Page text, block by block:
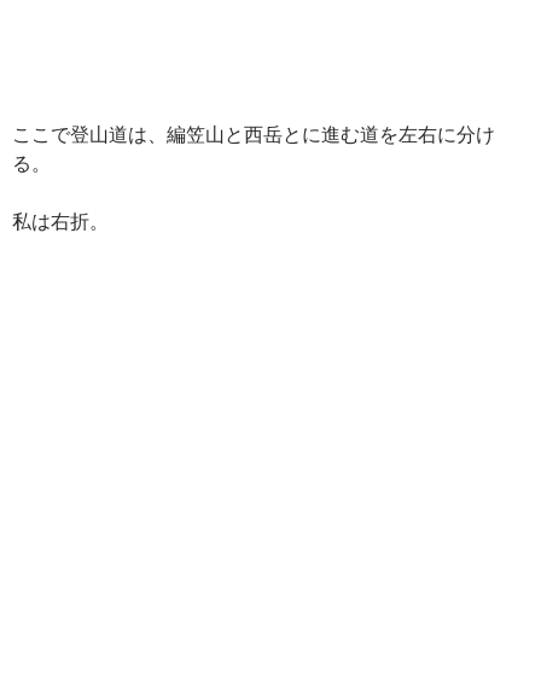
ここで登山道は、編笠山と西岳とに進む道を左右に分け
る。
私は右折。